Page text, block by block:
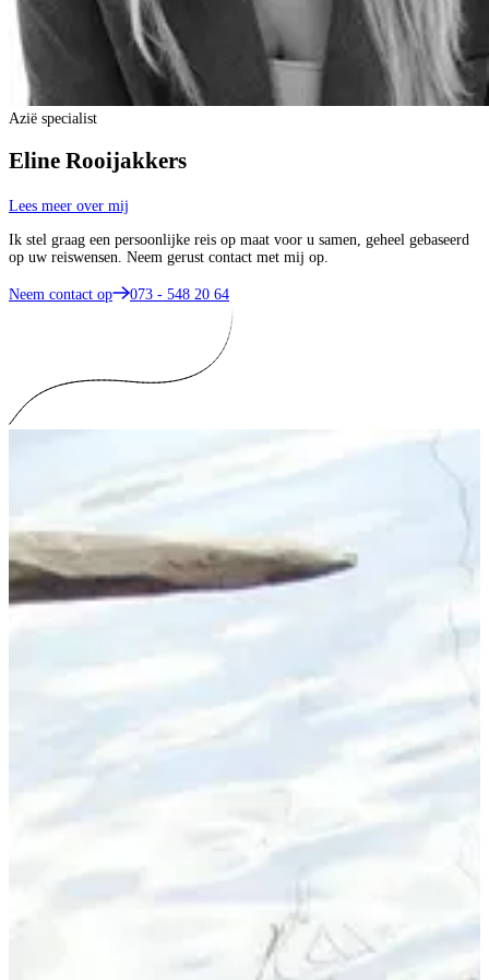
Azië specialist
Eline Rooijakkers
Lees meer over mij
Ik stel graag een persoonlijke reis op maat voor u samen, geheel gebaseerd
op uw reiswensen. Neem gerust contact met mij op.
Neem contact op 073 - 548 20 64